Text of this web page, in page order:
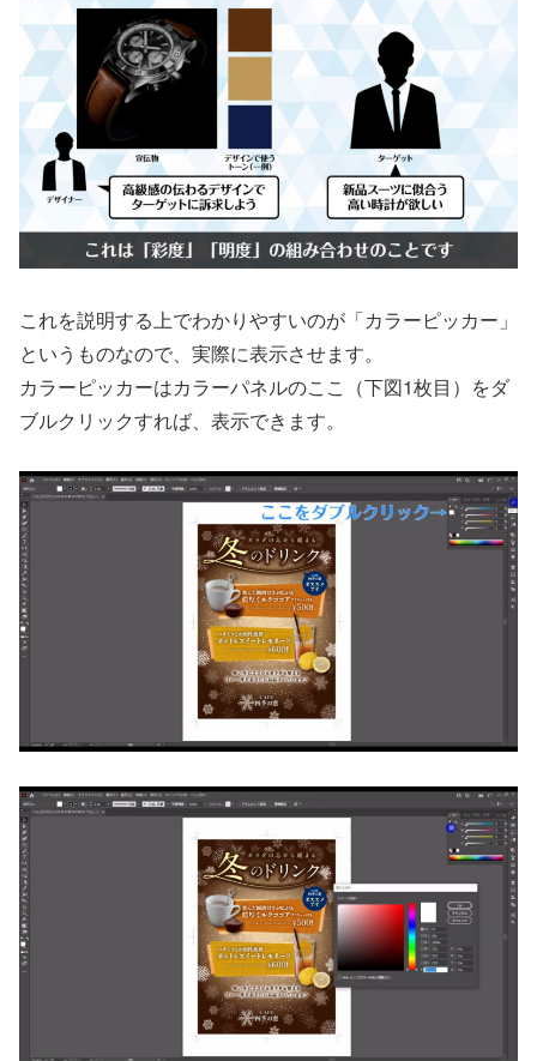
これを説明する上でわかりやすいのが「カラーピッカー」
というものなので、実際に表示させます。
カラーピッカーはカラーパネルのここ（下図1枚目）をダ
ブルクリックすれば、表示できます。